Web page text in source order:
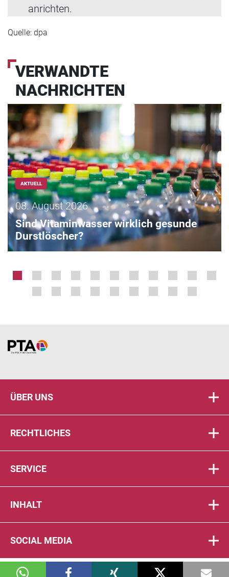
anrichten.
Quelle: dpa
VERWANDTE
NACHRICHTEN
AKTUELL
08. August 2026
Sind Vitaminwasser wirklich gesunde
Durstlöscher?
Home
ÜBER UNS
RECHTLICHES
SERVICE
INHALT
SOCIAL MEDIA
© 2026 DIE PTA IN DER APOTHEKE